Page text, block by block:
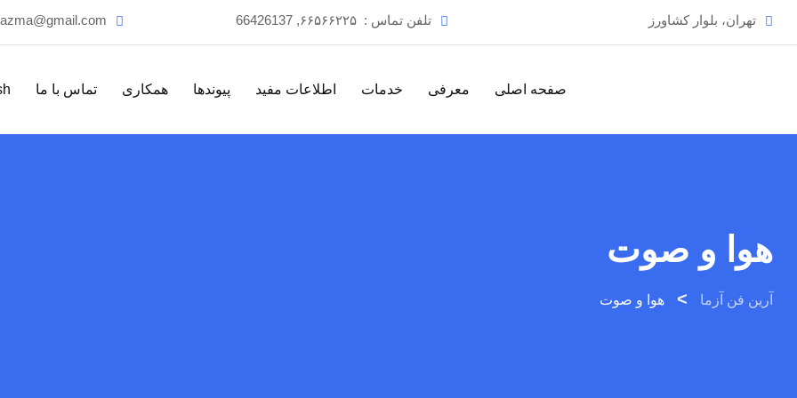
تهران، بلوار کشاورز تلفن تماس : ۶۶۵۶۶۲۲۵, 66426137
صفحه اصلی معرفی خدمات اطلاعات مفید پیوندها همکاری تماس با ما
هوا و صوت
آرین فن آزما > هوا و صوت